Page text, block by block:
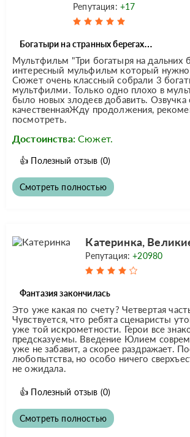
Репутация: +17
Богатыри на странных берегах…
Мультфильм "Три богатыря на дальних
интересный мульфильм который нужно
Сюжет очень классный собрали 3
мультфилми. Только одно плохо в
было новых злодеєв добавить. Озвучка
качественнаяЖду продолжения,
посмотреть.
Достоинства: Сюжет.
👍 Полезный отзыв (0)
Смотреть полностью
Катеринка,
Репутация:+20980
Фантазия закончилась
Это уже какая по счету? Четвертая
Чувствуется, что ребята сценаристы
уже той искрометности. Герои все
предсказуемы. Введение Юлием
уже не забавит, а скорее раздражает.
любопытства, но особо ничего
не ожидала.
👍 Полезный отзыв (0)
Смотреть полностью